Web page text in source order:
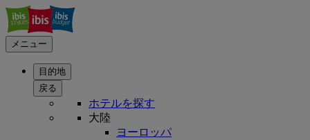
メニュー
目的地
戻る
ホテルを探す
大陸
ヨーロッパ